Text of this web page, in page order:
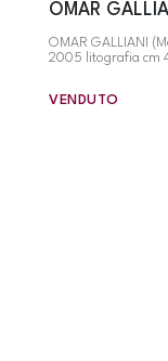
OMAR
OMAR GALLIANI
2005 litografia cm
VENDUTO